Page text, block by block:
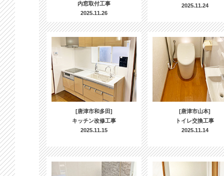
内窓取付工事
2025.11.26
2025.11.24
[唐津市和多田]
キッチン改修工事
2025.11.15
[唐津市山本]
トイレ交換工事
2025.11.14